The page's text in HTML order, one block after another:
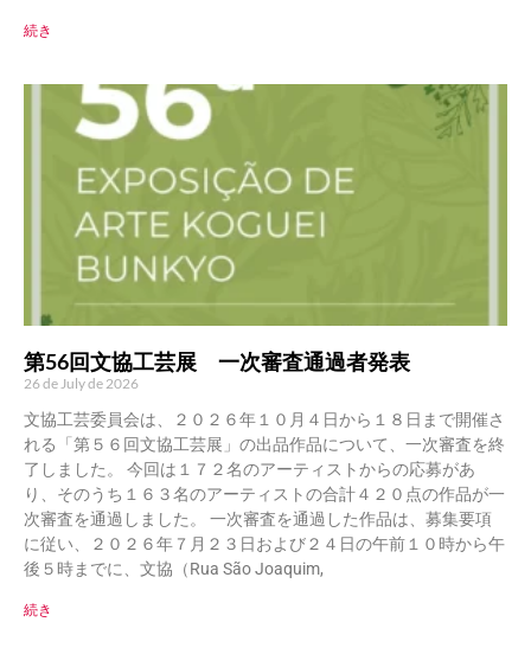
続き
第56回文協工芸展 一次審査通過者発表
26 de July de 2026
文協工芸委員会は、２０２６年１０月４日から１８日まで開催さ
れる「第５６回文協工芸展」の出品作品について、一次審査を終
了しました。 今回は１７２名のアーティストからの応募があ
り、そのうち１６３名のアーティストの合計４２０点の作品が一
次審査を通過しました。 一次審査を通過した作品は、募集要項
に従い、２０２６年７月２３日および２４日の午前１０時から午
後５時までに、文協（Rua São Joaquim,
続き